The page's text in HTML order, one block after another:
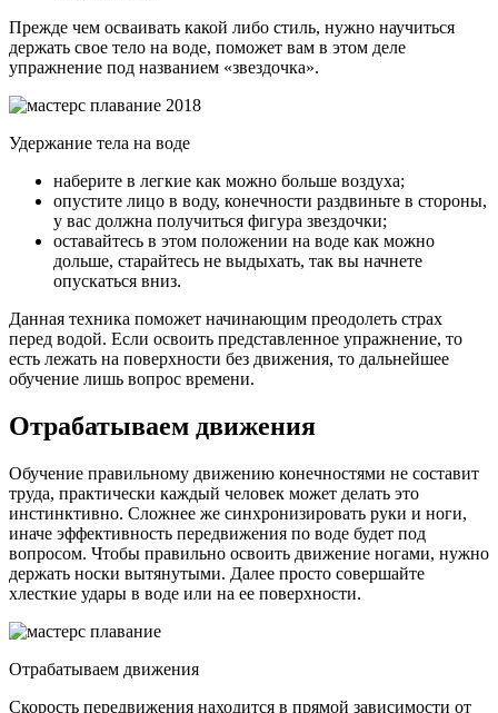
Прежде чем осваивать какой либо стиль, нужно научиться
держать свое тело на воде, поможет вам в этом деле
упражнение под названием «звездочка».
Удержание тела на воде
наберите в легкие как можно больше воздуха;
опустите лицо в воду, конечности раздвиньте в стороны,
у вас должна получиться фигура звездочки;
оставайтесь в этом положении на воде как можно
дольше, старайтесь не выдыхать, так вы начнете
опускаться вниз.
Данная техника поможет начинающим преодолеть страх
перед водой. Если освоить представленное упражнение, то
есть лежать на поверхности без движения, то дальнейшее
обучение лишь вопрос времени.
Отрабатываем движения
Обучение правильному движению конечностями не составит
труда, практически каждый человек может делать это
инстинктивно. Сложнее же синхронизировать руки и ноги,
иначе эффективность передвижения по воде будет под
вопросом. Чтобы правильно освоить движение ногами, нужно
держать носки вытянутыми. Далее просто совершайте
хлесткие удары в воде или на ее поверхности.
Отрабатываем движения
Скорость передвижения находится в прямой зависимости от